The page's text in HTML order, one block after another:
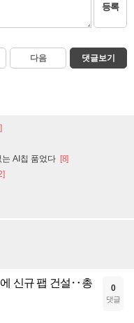
등록
다음 댓글보기
AI칩 품었다 [8]
신규 팹 건설‥총
0
댓글